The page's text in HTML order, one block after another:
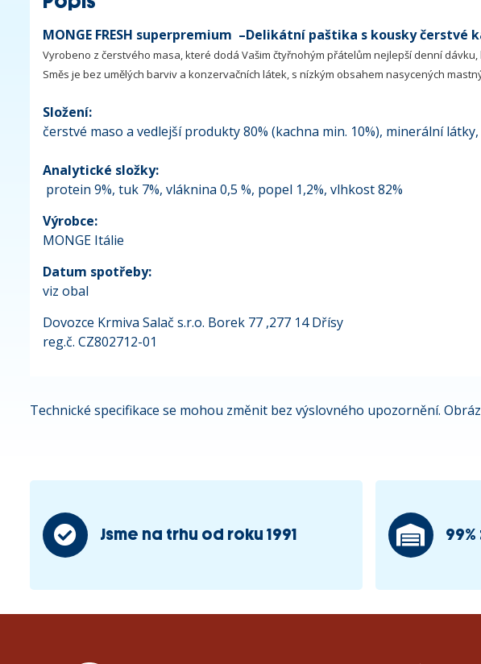
MONGE FRESH superpremium –Delikátní paštika s kousky čerstvé
Vyrobeno z čerstvého masa, které dodá Vašim čtyřnohým přátelům nejlepší denní
Směs je bez umělých barviv a konzervačních látek, s nízkým obsahem nasycených
Složení:
čerstvé maso a vedlejší produkty 80% (kachna min. 10%), minerální látky,
Analytické složky:
protein 9%, tuk 7%, vláknina 0,5 %, popel 1,2%, vlhkost 82%
Výrobce:
MONGE Itálie
Datum spotřeby:
viz obal
Dovozce Krmiva Salač s.r.o. Borek 77 ,277 14 Dřísy
reg.č. CZ802712-01
Technické specifikace se mohou změnit bez výslovného upozornění.
Jsme na trhu od roku 1991